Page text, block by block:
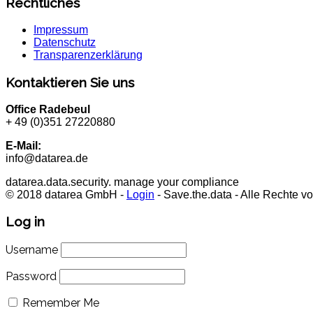
Rechtliches
Impressum
Datenschutz
Transparenzerklärung
Kontaktieren Sie uns
Office Radebeul
+ 49 (0)351 27220880
E-Mail:
info@datarea.de
datarea.data.security. manage your compliance
© 2018 datarea GmbH - Login - Save.the.data - Alle Rechte
Log in
Username
Password
Remember Me